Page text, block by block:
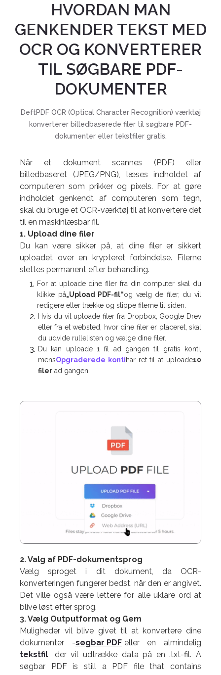
HVORDAN MAN
GENKENDER TEKST MED
OCR OG KONVERTERER
TIL SØGBARE PDF-
DOKUMENTER
DeftPDF OCR (Optical Character Recognition) værktøj
konverterer billedbaserede filer til søgbare PDF-
dokumenter eller tekstfiler gratis.
Når et dokument scannes (PDF) eller
billedbaseret (JPEG/PNG), læses indholdet af
computeren som prikker og pixels. For at gøre
indholdet genkendt af computeren som tegn,
skal du bruge et OCR-værktøj til at konvertere det
til en maskinlæsbar fil.
1. Upload dine filer
Du kan være sikker på, at dine filer er sikkert
uploadet over en krypteret forbindelse. Filerne
slettes permanent efter behandling.
For at uploade dine filer fra din computer skal du
klikke på„Upload PDF-fil“og vælg de filer, du vil
redigere eller trække og slippe filerne til siden.
Hvis du vil uploade filer fra Dropbox, Google Drev
eller fra et websted, hvor dine filer er placeret, skal
du udvide rullelisten og vælge dine filer.
Du kan uploade 1 fil ad gangen til gratis konti,
mensOpgraderede kontihar ret til at uploade10
filer ad gangen.
2. Valg af PDF-dokumentsprog
Vælg sproget i dit dokument, da OCR-
konverteringen fungerer bedst, når den er angivet.
Det ville også være lettere for alle uklare ord at
blive løst efter sprog.
3. Vælg Outputformat og Gem
Muligheder vil blive givet til at konvertere dine
dokumenter -søgbar PDF eller en almindelig
tekstfil
der vil udtrække data på en .txt-fil. A
søgbar PDF is still a PDF file that contains